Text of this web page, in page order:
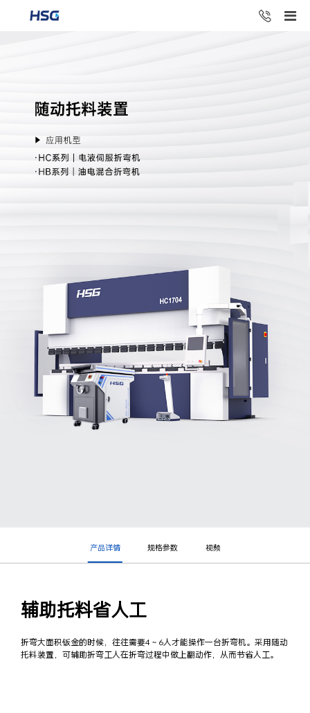
产品详情 规格参数 视频
辅助托料省人工
折弯大面积钣金的时候，往往需要4～6人才能操作一台折弯机。采用随动
托料装置，可辅助折弯工人在折弯过程中做上翻动作，从而节省人工。